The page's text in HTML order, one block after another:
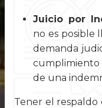
Juicio por
no es posible
demanda
de una
Tener el